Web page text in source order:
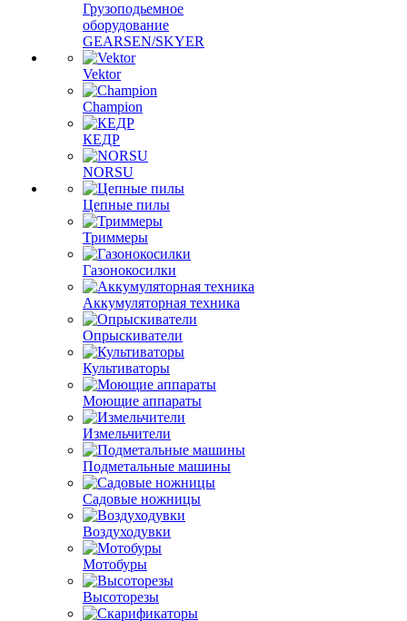
Грузоподьемное
оборудование
GEARSEN/SKYER
Vektor
Champion
КЕДР
NORSU
Цепные пилы
Триммеры
Газонокосилки
Аккумуляторная техника
Опрыскиватели
Культиваторы
Моющие аппараты
Измельчители
Подметальные машины
Садовые ножницы
Воздуходувки
Мотобуры
Высоторезы